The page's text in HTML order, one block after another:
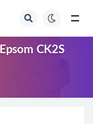
CK2S